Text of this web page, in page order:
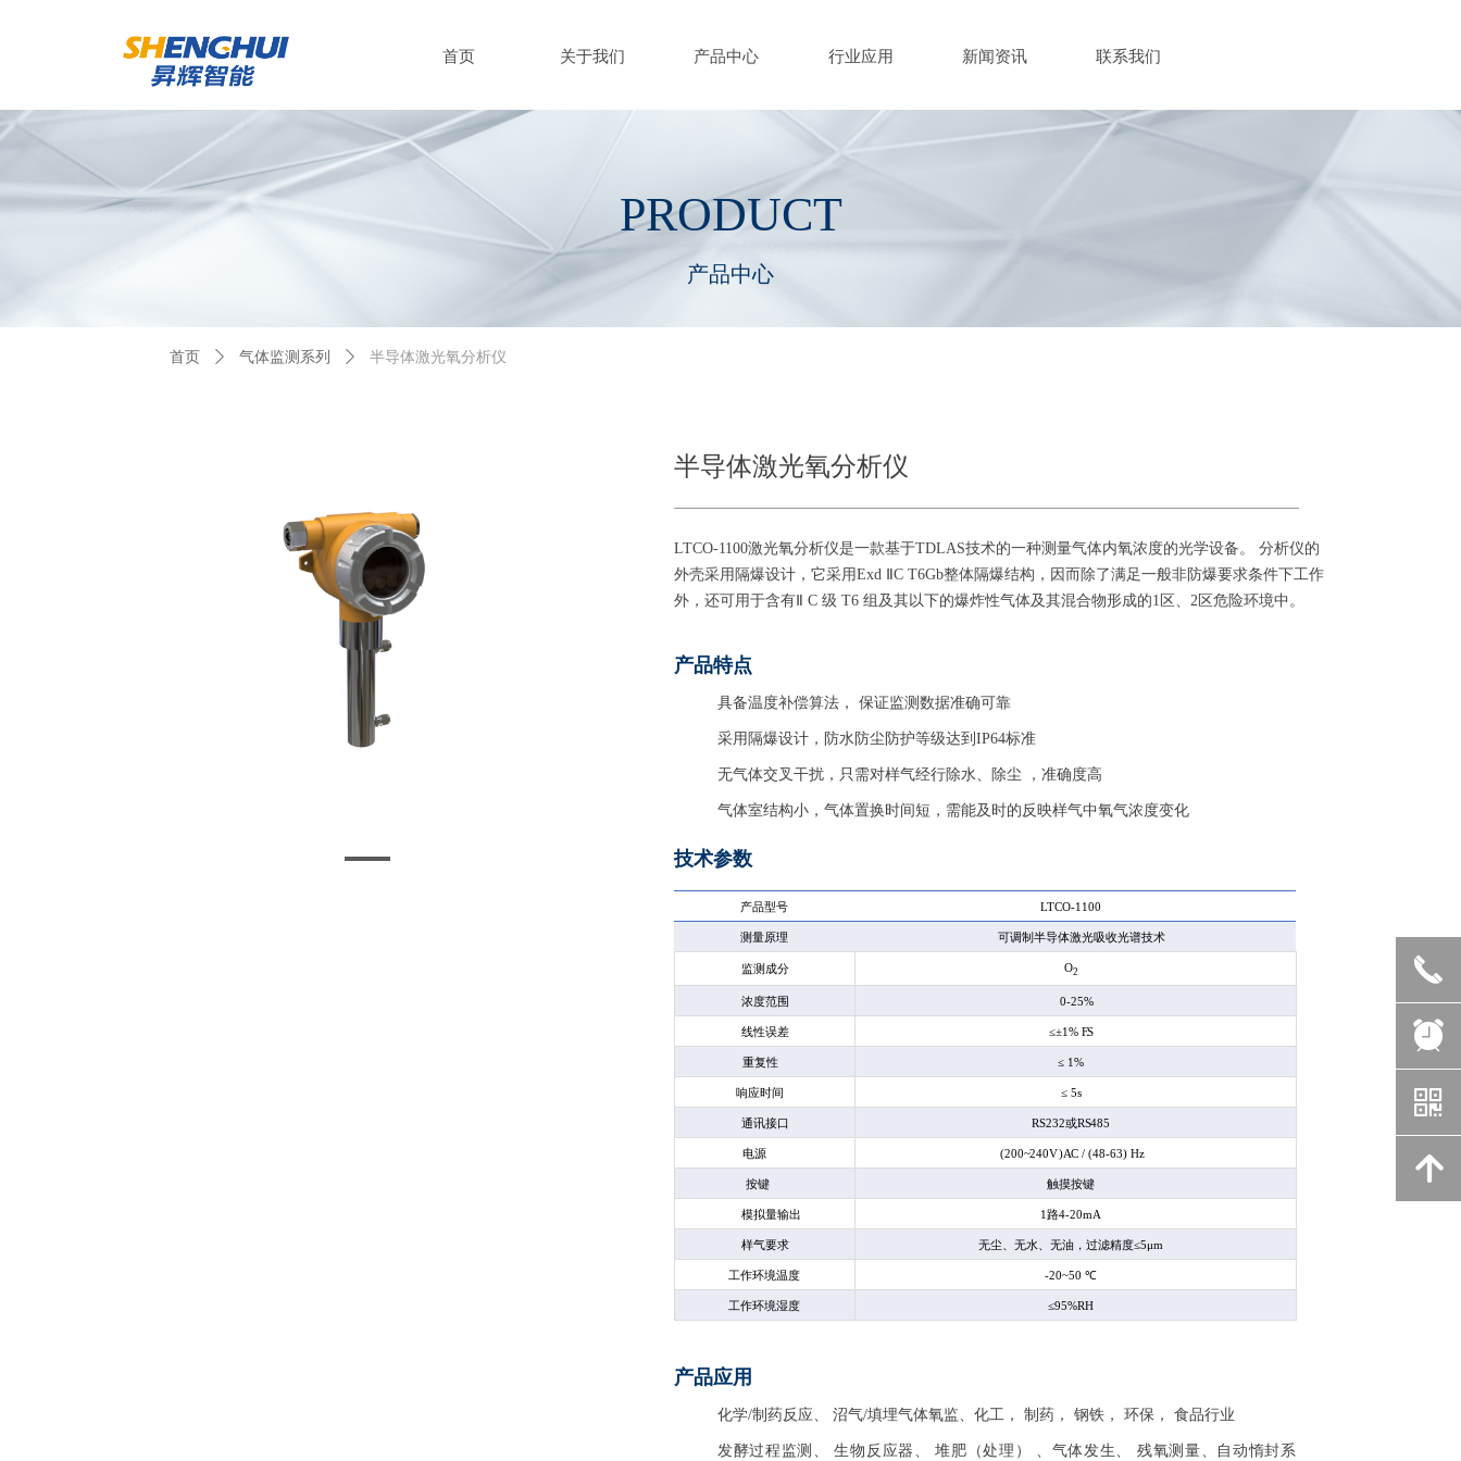
首页 关于我们 产品中心 行业应用 新闻资讯 联系我们
Control Render Error!ControlType:productSlideBind,StyleName:Style1,ColorName:Item0,Message:InitError, ControlType:productSlideBind Error:未将对象引用设置到对象的实例。
PRODUCT
产品中心
半导体激光氧分析仪
LTCO-1100激光氧分析仪是一款基于TDLAS技术的一种测量气体内氧浓度的光学设备。 分析仪的
外壳采用隔爆设计，它采用Exd ⅡC T6Gb整体隔爆结构，因而除了满足一般非防爆要求条件下工作
外，还可用于含有Ⅱ C 级 T6 组及其以下的爆炸性气体及其混合物形成的1区、2区危险环境中。
产品特点
具备温度补偿算法， 保证监测数据准确可靠
采用隔爆设计，防水防尘防护等级达到IP64标准
无气体交叉干扰，只需对样气经行除水、除尘 ，准确度高
气体室结构小，气体置换时间短，需能及时的反映样气中氧气浓度变化
技术参数
产品型号 LTCO-1100
测量原理 可调制半导体激光吸收光谱技术
监测成分 O2
浓度范围 0-25%
线性误差 ≤±1 % F.S
重复性 ≤ 1%
响应时间 ≤ 5s
通讯接口 RS232或RS485
电源 (200~240V)AC / (48-63) Hz
按键 触摸按键
模拟量输出 1路4-20mA
样气要求 无尘、无水、无油，过滤精度≤5μm
工作环境温度 -20~50℃
工作环境湿度 ≤95%RH
产品应用
化学/制药反应、 沼气/填埋气体氧监、化工， 制药， 钢铁， 环保， 食品行业
发酵过程监测、 生物反应器、 堆肥（处理） 、气体发生、 残氧测量、自动惰封系
首页 ꄲ 气体监测系列 ꄲ 半导体激光氧分析仪
끅
뀥
낃
녕